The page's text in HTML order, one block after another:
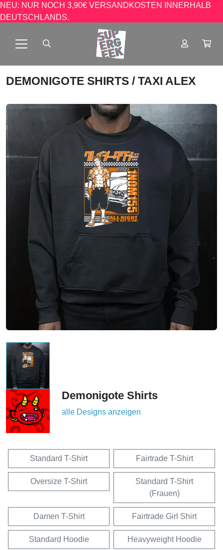
NEU: NUR NOCH 3,90€ VERSANDKOSTEN INNERHALB
DEUTSCHLANDS.
DEMONIGOTE SHIRTS / TAXI ALEX
Demonigote Shirts
alle Designs anzeigen
Standard T-Shirt Fairtrade T-Shirt
Oversize T-Shirt
Standard T-Shirt
(Frauen)
Damen T-Shirt Fairtrade Girl Shirt
Standard Hoodie Heavyweight Hoodie